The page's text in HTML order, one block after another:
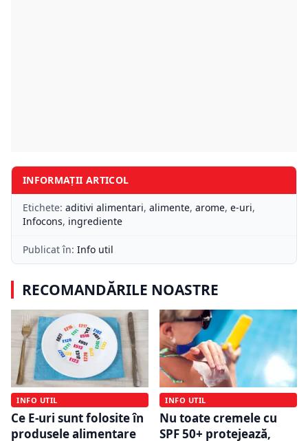
INFORMAȚII ARTICOL
Etichete: aditivi alimentari, alimente, arome, e-uri,
Infocons, ingrediente
Publicat în: Info util
RECOMANDĂRILE NOASTRE
INFO UTIL
Ce E-uri sunt folosite în
produsele alimentare
INFO UTIL
Nu toate cremele cu
SPF 50+ protejează,